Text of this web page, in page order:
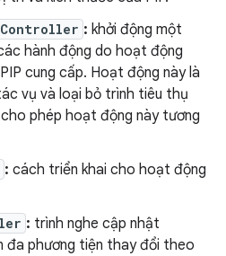
: khởi động một
hành động do hoạt động
cung cấp. Hoạt động này là
vụ và loại bỏ trình tiêu thụ
phép hoạt động này tương
: cách triển khai cho hoạt động
: trình nghe cập nhật
đa phương tiện thay đổi theo